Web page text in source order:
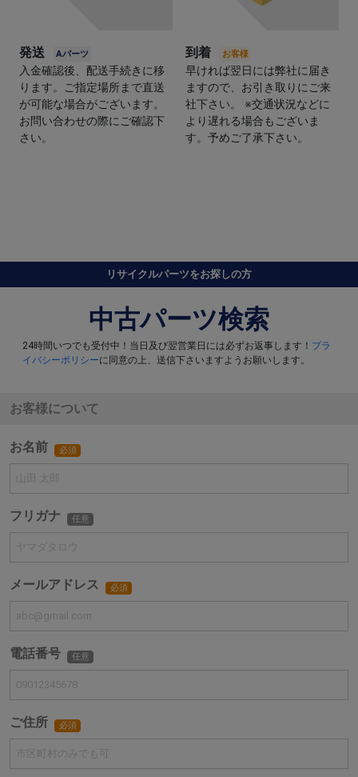
発送
入金確認後、配送手続きに移
ります。ご指定場所まで直送
が可能な場合がございます。
お問い合わせの際にご確認下
さい。
到着
早ければ翌日には弊社に届き
ますので、お引き取りにご来
社下さい。 ※交通状況などに
より遅れる場合もございま
す。予めご了承下さい。
リサイクルパーツをお探しの方
中古パーツ検索
24時間いつでも受付中！当日及び翌営業日には必ずお返事します！ プラ
イバシーポリシーに同意の上、送信下さいますようお願いします。
お客様について
お名前 必須
フリガナ 任意
メールアドレス 必須
電話番号 任意
ご住所 必須